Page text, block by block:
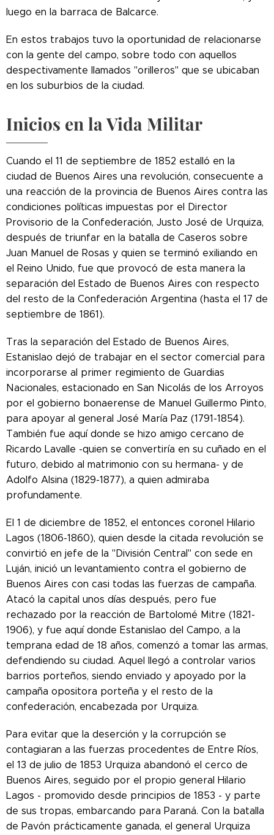
luego en la barraca de Balcarce.
En estos trabajos tuvo la oportunidad de relacionarse
con la gente del campo, sobre todo con aquellos
despectivamente llamados "orilleros" que se ubicaban
en los suburbios de la ciudad.
Inicios en la Vida Militar
Cuando el 11 de septiembre de 1852 estalló en la
ciudad de Buenos Aires una revolución, consecuente a
una reacción de la provincia de Buenos Aires contra las
condiciones políticas impuestas por el Director
Provisorio de la Confederación, Justo José de Urquiza,
después de triunfar en la batalla de Caseros sobre
Juan Manuel de Rosas y quien se terminó exiliando en
el Reino Unido, fue que provocó de esta manera la
separación del Estado de Buenos Aires con respecto
del resto de la Confederación Argentina (hasta el 17 de
septiembre de 1861).
Tras la separación del Estado de Buenos Aires,
Estanislao dejó de trabajar en el sector comercial para
incorporarse al primer regimiento de Guardias
Nacionales, estacionado en San Nicolás de los Arroyos
por el gobierno bonaerense de Manuel Guillermo Pinto,
para apoyar al general José María Paz (1791-1854).
También fue aquí donde se hizo amigo cercano de
Ricardo Lavalle -quien se convertiría en su cuñado en el
futuro, debido al matrimonio con su hermana- y de
Adolfo Alsina (1829-1877), a quien admiraba
profundamente.
El 1 de diciembre de 1852, el entonces coronel Hilario
Lagos (1806-1860), quien desde la citada revolución se
convirtió en jefe de la "División Central" con sede en
Luján, inició un levantamiento contra el gobierno de
Buenos Aires con casi todas las fuerzas de campaña.
Atacó la capital unos días después, pero fue
rechazado por la reacción de Bartolomé Mitre (1821-
1906), y fue aquí donde Estanislao del Campo, a la
temprana edad de 18 años, comenzó a tomar las armas,
defendiendo su ciudad. Aquel llegó a controlar varios
barrios porteños, siendo enviado y apoyado por la
campaña opositora porteña y el resto de la
confederación, encabezada por Urquiza.
Para evitar que la deserción y la corrupción se
contagiaran a las fuerzas procedentes de Entre Ríos,
el 13 de julio de 1853 Urquiza abandonó el cerco de
Buenos Aires, seguido por el propio general Hilario
Lagos - promovido desde principios de 1853 - y parte
de sus tropas, embarcando para Paraná. Con la batalla
de Pavón prácticamente ganada, el general Urquiza